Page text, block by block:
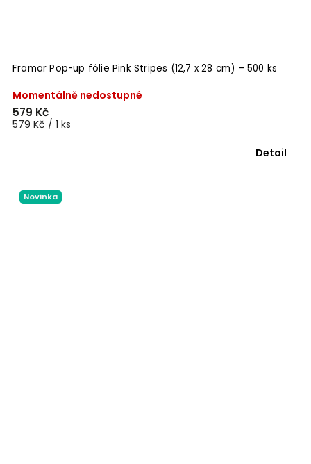
Framar Pop-up fólie Pink Stripes (12,7 x 28 cm) – 500 ks
Momentálně nedostupné
579 Kč
579 Kč / 1 ks
Detail
Novinka